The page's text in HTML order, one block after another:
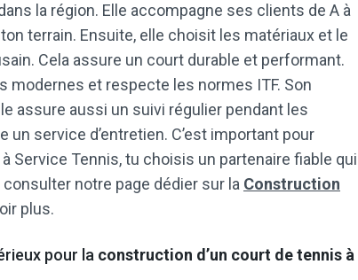
la région. Elle accompagne ses clients de A à
terrain. Ensuite, elle choisit les matériaux et le
Cela assure un court durable et performant.
modernes et respecte les normes ITF. Son
assure aussi un suivi régulier pendant les
un service d’entretien. C’est important pour
Service Tennis, tu choisis un partenaire fiable qui
notre page dédier sur la Construction
plus.
pour la construction d’un court de tennis à